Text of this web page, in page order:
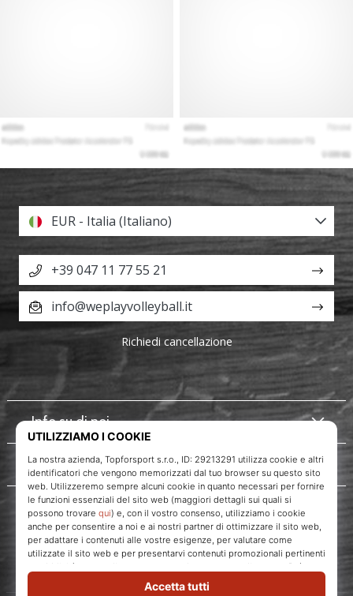
WePlayVolleyball.it
Info su di noi
Servizio clienti
EUR - Italia (Italiano)
+39 047 11 77 55 21
info@weplayvolleyball.it
Richiedi cancellazione